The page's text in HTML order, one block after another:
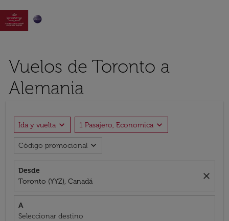

Vuelos de Toronto a
Alemania
Ida y vuelta expand_more 1 Pasajero, Economica expand_more
Código promocional expand_more
Desde
Toronto (YYZ), Canadá
close
A
Seleccionar destino